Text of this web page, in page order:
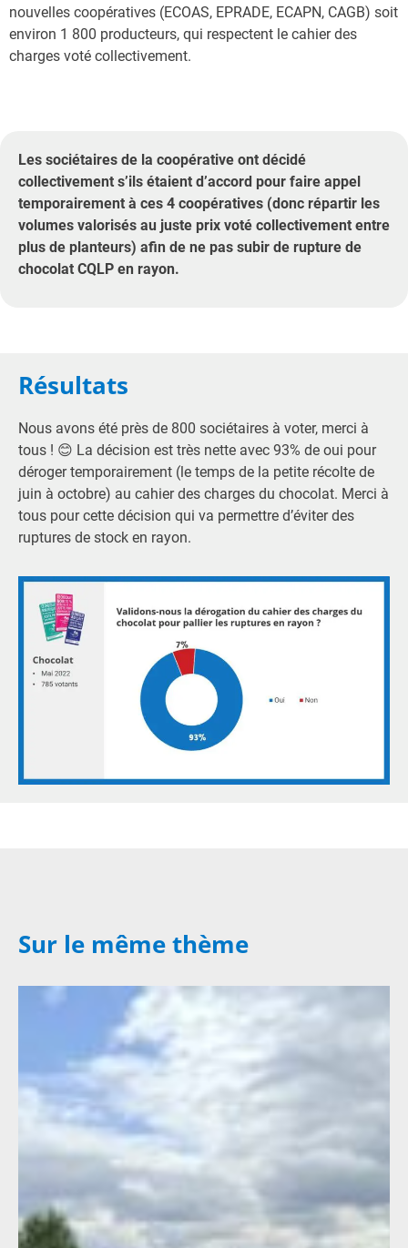
nouvelles coopératives (ECOAS, EPRADE, ECAPN, CAGB) soit
environ 1 800 producteurs, qui respectent le cahier des
charges voté collectivement.
Les sociétaires de la coopérative ont décidé
collectivement s’ils étaient d’accord pour faire appel
temporairement à ces 4 coopératives (donc répartir les
volumes valorisés au juste prix voté collectivement entre
plus de planteurs) afin de ne pas subir de rupture de
chocolat CQLP en rayon.
Résultats
Nous avons été près de 800 sociétaires à voter, merci à
tous ! 😊 La décision est très nette avec 93% de oui pour
déroger temporairement (le temps de la petite récolte de
juin à octobre) au cahier des charges du chocolat. Merci à
tous pour cette décision qui va permettre d’éviter des
ruptures de stock en rayon.
Sur le même thème